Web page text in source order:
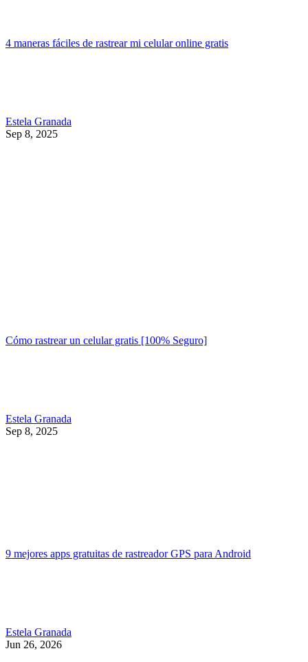
4 maneras fáciles de rastrear mi celular online gratis
Estela Granada
Sep 8, 2025
Cómo rastrear un celular gratis [100% Seguro]
Estela Granada
Sep 8, 2025
9 mejores apps gratuitas de rastreador GPS para Android
Estela Granada
Jun 26, 2026